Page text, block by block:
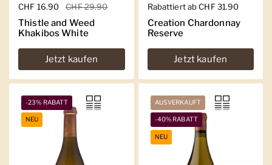
Regulärer Preis
CHF 16.90 Sale-Preis
CHF 29.90
Thistle and Weed
Khakibos White
Jetzt kaufen
Regulärer Preis
Rabattiert ab CHF 31.90
Creation Chardonnay
Reserve
Jetzt kaufen
-23% RABATT
NEU
AUSVERKAUFT
-40% RABATT
NEU